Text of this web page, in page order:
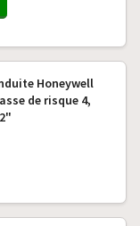
Honeywell
de risque 4,